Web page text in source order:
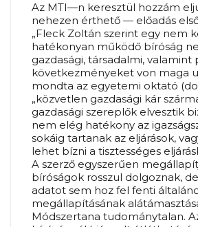
Az MTI—n keresztül hozzám
nehezen érthető — előadás
„Fleck Zoltán szerint egy nem
hatékonyan működő bíróság
gazdasági, társadalmi, valamint
következményeket von maga
mondta az egyetemi oktató
„közvetlen gazdasági kár
gazdasági szereplők elvesztik
nem elég hatékony az
sokáig tartanak az eljárások,
lehet bízni a tisztességes
A szerző egyszerűen
bíróságok rosszul dolgoznak,
adatot sem hoz fel fenti
megállapításának
Módszertana tudománytalan.